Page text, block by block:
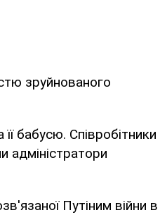
зруйнованого
бабусю. Співробітники
адміністратори
Путіним війни в